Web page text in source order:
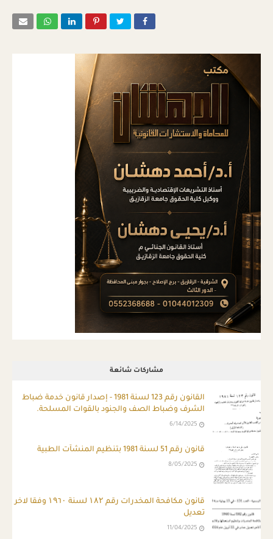
مشاركات شائعة
ِالقانون رقم 123 لسنة 1981 - إصدار قانون خدمة ضباط
الشرف وضباط الصف والجنود بالقوات المسلحة.
6/14/2025
قانون رقم 51 لسنة 1981 بتنظيم المنشآت الطبية
8/05/2025
قانون مكافحة المخدرات رقم ۱۸۲ لسنة ۱۹٦۰ وفقا لاخر
تعديل
11/04/2025